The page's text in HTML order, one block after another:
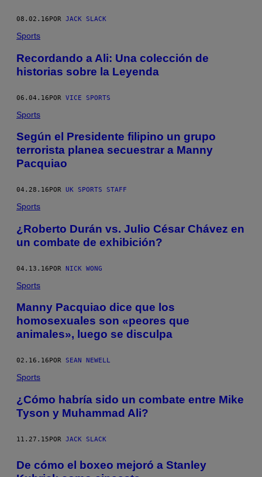
08.02.16 POR JACK SLACK
Sports
Recordando a Ali: Una colección de
historias sobre la Leyenda
06.04.16POR VICE SPORTS
Sports
Según el Presidente filipino un grupo
terrorista planea secuestrar a Manny
Pacquiao
04.28.16 POR UK SPORTS STAFF
Sports
¿Roberto Durán vs. Julio César Chávez en
un combate de exhibición?
04.13.16POR NICK WONG
Sports
Manny Pacquiao dice que los
homosexuales son «peores que
animales», luego se disculpa
02.16.16 POR SEAN NEWELL
Sports
¿Cómo habría sido un combate entre Mike
Tyson y Muhammad Ali?
11.27.15POR JACK SLACK
De cómo el boxeo mejoró a Stanley